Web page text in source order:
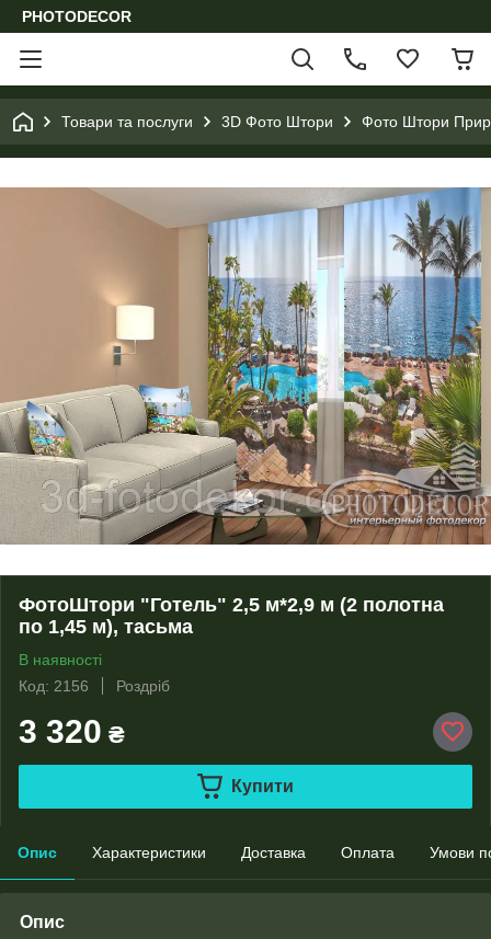
PHOTODECOR
Товари та послуги 3D Фото Штори Фото Штори
ФотоШтори "Готель" 2,5 м*2,9 м (2 полотна
по 1,45 м), тасьма
В наявності
Код: 2156
Роздріб
3 320 ₴
Купити
Опис Характеристики Доставка Оплата Умови
Опис